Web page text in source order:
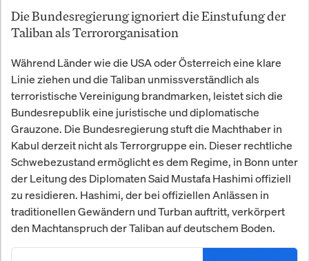
Die Bundesregierung ignoriert die Einstufung der
Taliban als Terrororganisation
Während Länder wie die USA oder Österreich eine klare
Linie ziehen und die Taliban unmissverständlich als
terroristische Vereinigung brandmarken, leistet sich die
Bundesrepublik eine juristische und diplomatische
Grauzone. Die Bundesregierung stuft die Machthaber in
Kabul derzeit nicht als Terrorgruppe ein. Dieser rechtliche
Schwebezustand ermöglicht es dem Regime, in Bonn unter
der Leitung des Diplomaten Said Mustafa Hashimi offiziell
zu residieren. Hashimi, der bei offiziellen Anlässen in
traditionellen Gewändern und Turban auftritt, verkörpert
den Machtanspruch der Taliban auf deutschem Boden.